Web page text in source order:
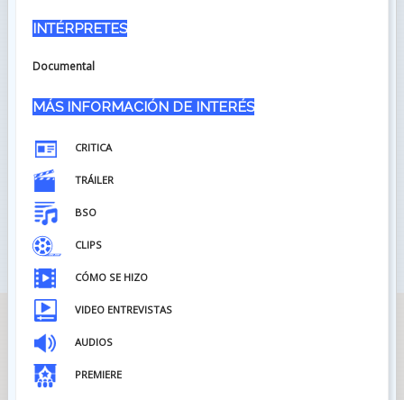
INTÉRPRETES
Documental
MÁS INFORMACIÓN DE INTERÉS
CRITICA
TRÁILER
BSO
CLIPS
CÓMO SE HIZO
VIDEO ENTREVISTAS
AUDIOS
PREMIERE